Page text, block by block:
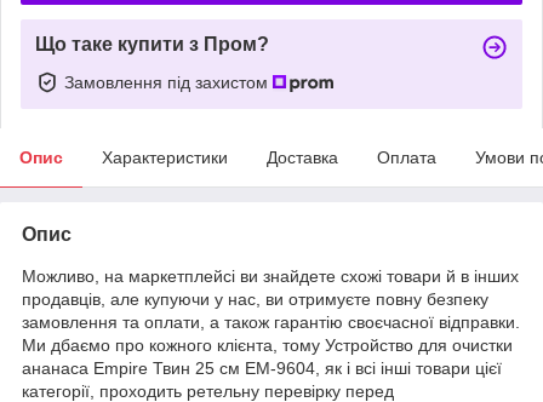
Що таке купити з Пром?
Замовлення під захистом
Опис Характеристики Доставка Оплата Умови
Опис
Можливо, на маркетплейсі ви знайдете схожі товари й в інших
продавців, але купуючи у нас, ви отримуєте повну безпеку
замовлення та оплати, а також гарантію своєчасної відправки.
Ми дбаємо про кожного клієнта, тому Устройство для очистки
ананаса Empire Твин 25 см ЕМ-9604, як і всі інші товари цієї
категорії, проходить ретельну перевірку перед